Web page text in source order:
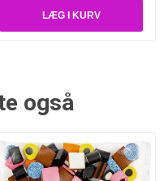
også